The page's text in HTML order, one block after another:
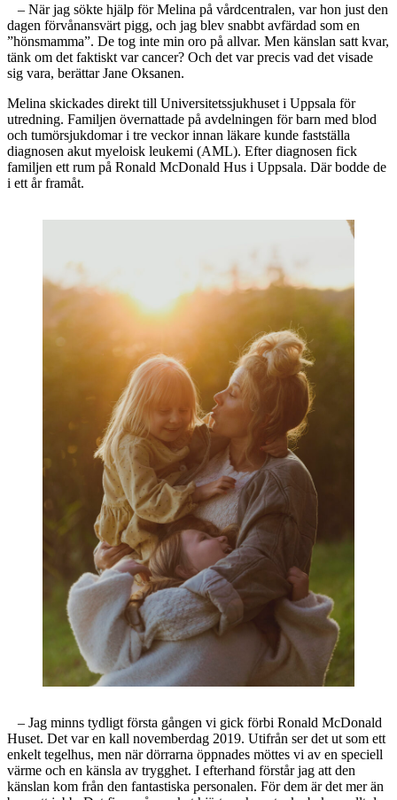
– När jag sökte hjälp för Melina på vårdcentralen, var hon just den
dagen förvånansvärt pigg, och jag blev snabbt avfärdad som en
”hönsmamma”. De tog inte min oro på allvar. Men känslan satt kvar,
tänk om det faktiskt var cancer? Och det var precis vad det visade
sig vara, berättar Jane Oksanen.
Melina skickades direkt till Universitetssjukhuset i Uppsala för
utredning. Familjen övernattade på avdelningen för barn med blod
och tumörsjukdomar i tre veckor innan läkare kunde fastställa
diagnosen akut myeloisk leukemi (AML). Efter diagnosen fick
familjen ett rum på Ronald McDonald Hus i Uppsala. Där bodde de
i ett år framåt.
– Jag minns tydligt första gången vi gick förbi Ronald McDonald
Huset. Det var en kall novemberdag 2019. Utifrån ser det ut som ett
enkelt tegelhus, men när dörrarna öppnades möttes vi av en speciell
värme och en känsla av trygghet. I efterhand förstår jag att den
känslan kom från den fantastiska personalen. För dem är det mer än